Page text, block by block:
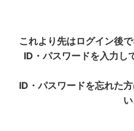
これより先はログイン後
ID・パスワードを入力し
ID・パスワードを忘れた
い